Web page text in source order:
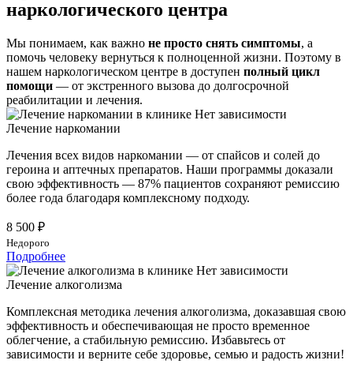
наркологического центра
Мы понимаем, как важно не просто снять симптомы, а
помочь человеку вернуться к полноценной жизни. Поэтому в
нашем наркологическом центре в доступен полный цикл
помощи — от экстренного вызова до долгосрочной
реабилитации и лечения.
Лечение наркомании
Лечения всех видов наркомании — от спайсов и солей до
героина и аптечных препаратов. Наши программы доказали
свою эффективность — 87% пациентов сохраняют ремиссию
более года благодаря комплексному подходу.
8 500 ₽
Недорого
Подробнее
Лечение алкоголизма
Комплексная методика лечения алкоголизма, доказавшая свою
эффективность и обеспечивающая не просто временное
облегчение, а стабильную ремиссию. Избавьтесь от
зависимости и верните себе здоровье, семью и радость жизни!